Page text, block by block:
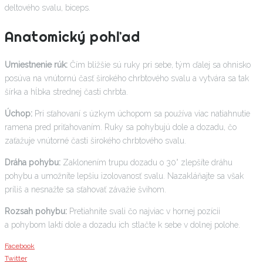
deltového svalu, biceps.
Anatomický pohľad
Umiestnenie rúk: Čím bližšie sú ruky pri sebe, tým ďalej sa ohnisko
posúva na vnútornú časť širokého chrbtového svalu a vytvára sa tak
šírka a hĺbka strednej časti chrbta.
Úchop: Pri sťahovaní s úzkym úchopom sa používa viac natiahnutie
ramena pred priťahovaním. Ruky sa pohybujú dole a dozadu, čo
zaťažuje vnútorné časti širokého chrbtového svalu.
Dráha pohybu: Zaklonením trupu dozadu o 30° zlepšíte dráhu
pohybu a umožníte lepšiu izolovanosť svalu. Nazakláňajte sa však
príliš a nesnažte sa sťahovať závažie švihom.
Rozsah pohybu: Pretiahnite svali čo najviac v hornej pozícii
a pohybom laktí dole a dozadu ich stlačte k sebe v dolnej polohe.
Facebook
Twitter